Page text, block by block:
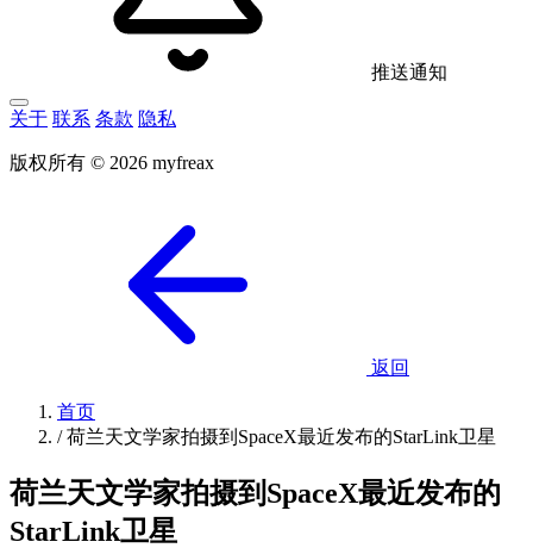
推送通知
关于 联系 条款 隐私
版权所有 © 2026 myfreax
返回
首页
/ 荷兰天文学家拍摄到SpaceX最近发布的StarLink卫星
荷兰天文学家拍摄到SpaceX最近发布的
StarLink卫星